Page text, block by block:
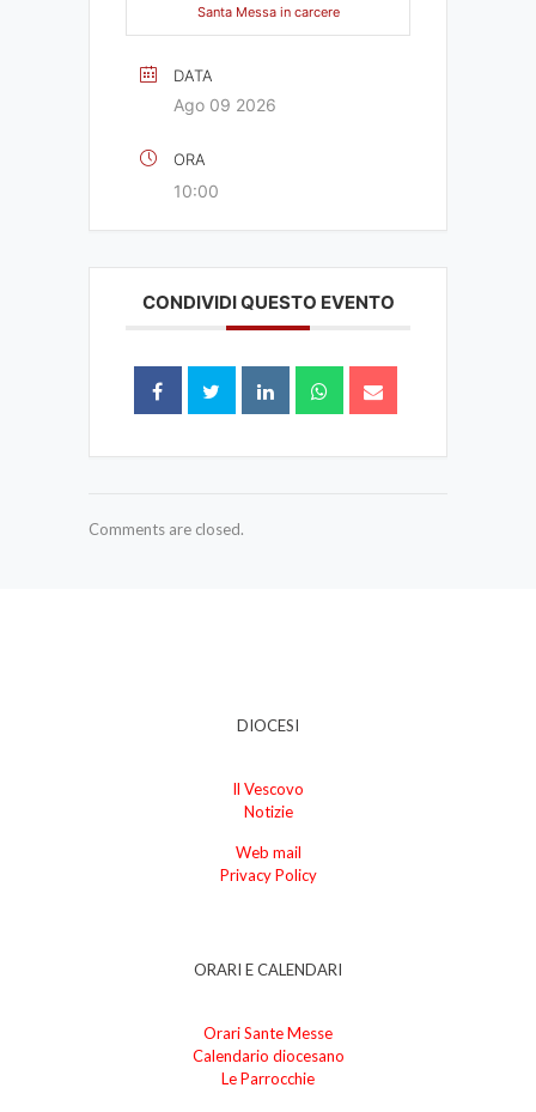
Santa Messa in carcere
DATA
Ago 09 2026
ORA
10:00
CONDIVIDI QUESTO EVENTO
Comments are closed.
DIOCESI
Il Vescovo
Notizie
Web mail
Privacy Policy
ORARI E CALENDARI
Orari Sante Messe
Calendario diocesano
Le Parrocchie